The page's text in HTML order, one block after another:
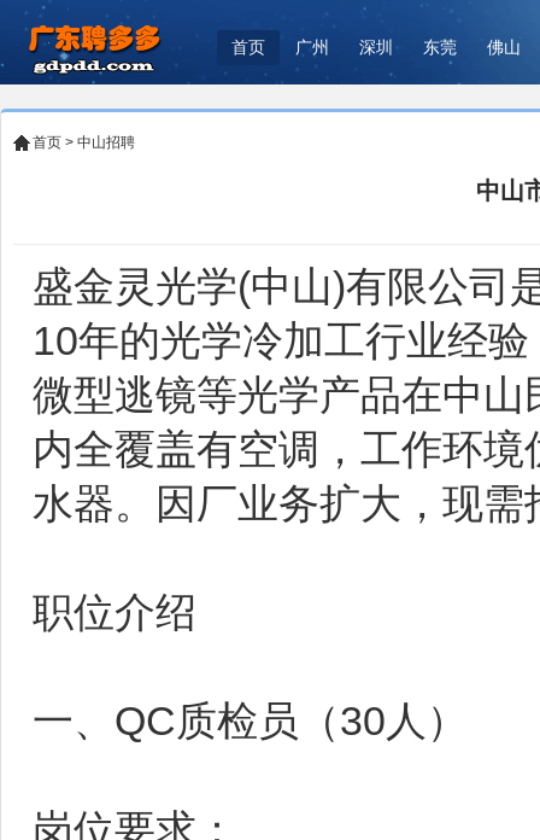
首页 广州 深圳 东莞 佛山
首页 > 中山招聘
中山
盛金灵光学(中山)有限公司
10年的光学冷加工行业经
微型逃镜等光学产品在中
内全覆盖有空调，工作环
水器。因厂业务扩大，现需
职位介绍
一、QC质检员（30人）
岗位要求：